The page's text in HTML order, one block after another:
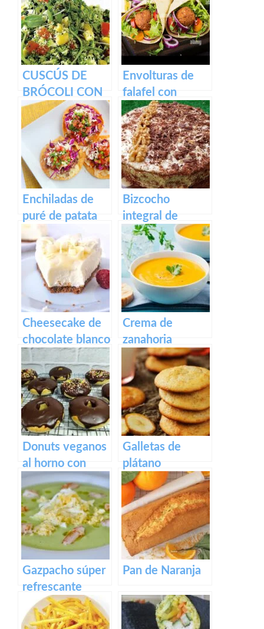
CUSCÚS DE
BRÓCOLI CON
GERMINADOS
Envolturas de
falafel con
ensalada y
tsatsiki vegano
Enchiladas de
puré de patata
Bizcocho
integral de
zanahoria con
crema de
anacardos
Cheesecake de
chocolate blanco
Crema de
zanahoria
especial
Donuts veganos
al horno con
cobertura de
chocolate
Galletas de
plátano
Gazpacho súper
refrescante
Pan de Naranja